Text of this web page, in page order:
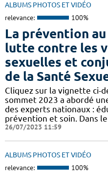
ALBUMS PHOTOS ET VIDÉO
relevance: 100%
La prévention
lutte contre les
sexuelles et
de la Santé
Cliquez sur la vignette ci-
sommet 2023 a abordé
des experts nationaux :
prévention et soin. Dans
26/07/2023 11:59
ALBUMS PHOTOS ET VIDÉO
relevance: 100%